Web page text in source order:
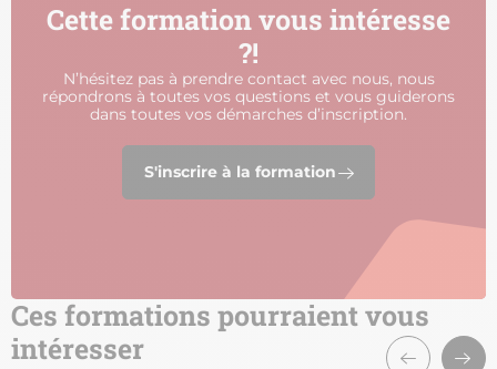
Cette formation vous intéresse
?!
N’hésitez pas à prendre contact avec nous, nous
répondrons à toutes vos questions et vous guiderons
dans toutes vos démarches d’inscription.
S'inscrire à la formation
Ces formations pourraient vous
intéresser